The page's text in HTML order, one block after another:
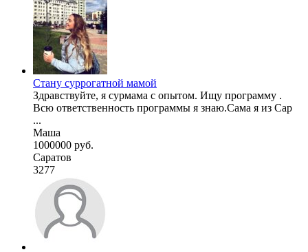
Стану суррогатной мамой
Здравствуйте, я сурмама с опытом. Ищу программу .
Всю ответственность программы я знаю.Сама я из Сар
...
Маша
1000000 руб.
Саратов
3277